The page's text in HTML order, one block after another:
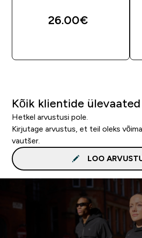
26.00€‎
Kõik klientide ülevaated
Hetkel arvustusi pole.
Kirjutage arvustus, et teil oleks
vautšer.
LOO